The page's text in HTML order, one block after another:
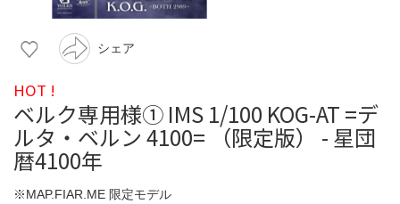
シェア
HOT !
ベルク専用様① IMS 1/100 KOG-AT =デ
ルタ・ベルン 4100= （限定版） - 星団
暦4100年
※MAP.FIAR.ME 限定モデル